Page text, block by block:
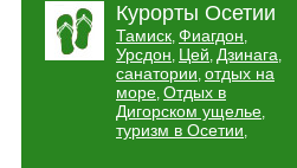
Курорты Осетии
Тамиск, Фиагдон,
Урсдон, Цей, Дзинага,
санатории, отдых на
море, Отдых в
Дигорском ущелье,
туризм в Осетии,